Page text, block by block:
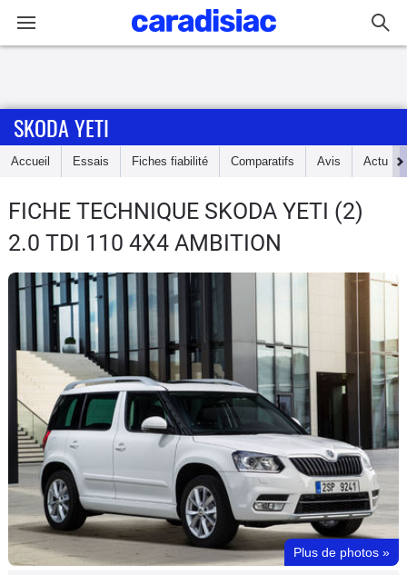
Accueil
Essais
Guide
d'achat
Electriques
Utilitaires
Flottes
Auto
Services
Forum
SKODA YETI
Accueil Essais Fiches fiabilité Comparatifs Avis Actu
FICHE TECHNIQUE SKODA YETI (2)
2.0 TDI 110 4X4 AMBITION
Plus de photos »